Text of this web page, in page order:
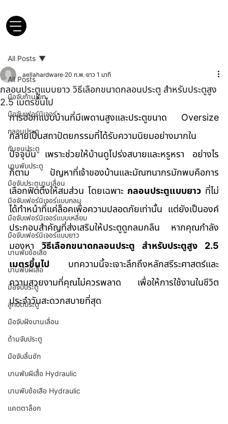
All Posts
มือจับก้านโยก
มือจับเฟอร์นิเจอร์
กลอนประตู
กันชนประตู
บานพับประตู
มือจับประตูบานเลื่อน
มือจับเฟอร์นิเจอร์แบบกลม
มือจับเฟอร์นิเจอร์แบบเหลี่ยม
มือจับเฟอร์นิเจอร์แบบยาว
บานพับข้อเสือ
บานพับผีเสื้อ
มือจับประตู
ลูกบิดประตู
มือจับฝังบานเลื่อน
ด้ามจับประตู
มือจับลิ้นชัก
บานพับผีเสื้อ Hydraulic
บานพับข้อเสือ Hydraulic
แคตตาล็อก
All Posts
กลอนประตูแบบยาว วิธีเลือกขนาดกลอนประตู สำหรับประตูสูง
2.5 เมตรขึ้นไป
aellahardware 20 ก.พ. ยาว 1 นาที
การออกแบบบ้านที่มีเพดานสูงและประตูขนาด Oversize
กลายเป็นสถาปัตยกรรมที่ได้รับความนิยมอย่างมากใน
ปัจจุบัน เพราะช่วยให้บ้านดูโปร่งสบายและหรูหรา อย่างไร
ก็ตาม ปัญหาที่เจ้าของบ้านและมัณฑนากรมักพบคือการ
เลือกฟิตติ้งให้สมส่วน โดยเฉพาะ กลอนประตูแบบยาว ที่ไม่
ได้ทำหน้าที่แค่ล็อคเพื่อความปลอดภัยเท่านั้น แต่ยังเป็นองค์
ประกอบสำคัญที่ส่งเสริมให้ประตูดูกลมกลืน หากคุณกำลัง
มองหา วิธีเลือกขนาดกลอนประตู สำหรับประตูสูง 2.5
เมตรขึ้นไป บทความนี้จะเจาะลึกถึงหลักสรีระศาสตร์และ
ความสวยงามที่คุณไม่ควรพลาด เพื่อให้การใช้งานในชีวิต
ประจำวันสะดวกสบายที่สุด